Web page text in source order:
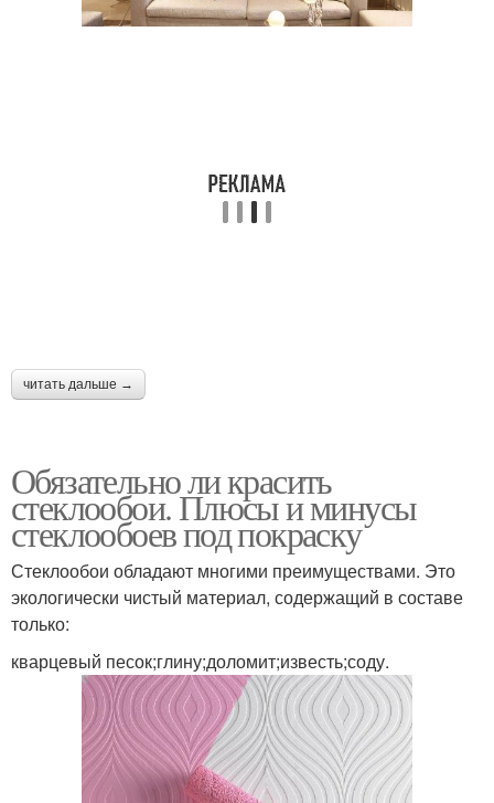
читать дальше →
Обязательно ли красить
стеклообои. Плюсы и минусы
стеклообоев под покраску
Стеклообои обладают многими преимуществами. Это
экологически чистый материал, содержащий в составе
только:
кварцевый песок;глину;доломит;известь;соду.